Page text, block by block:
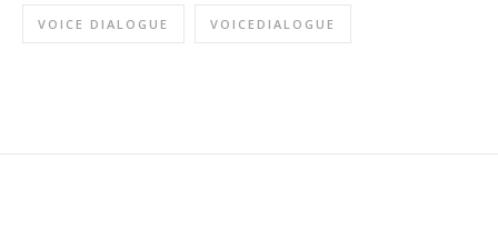
VOICE DIALOGUE VOICEDIALOGUE